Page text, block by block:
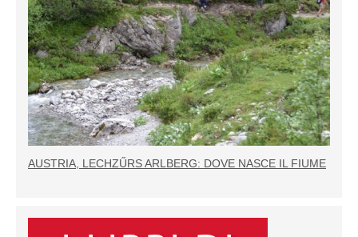
AUSTRIA, LECHZŰRS ARLBERG: DOVE NASCE IL FIUME